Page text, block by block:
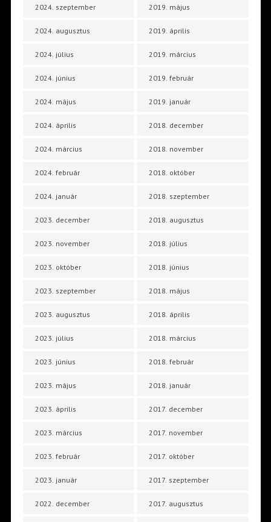
2024. szeptember
2024. augusztus
2024. július
2024. június
2024. május
2024. április
2024. március
2024. február
2024. január
2023. december
2023. november
2023. október
2023. szeptember
2023. augusztus
2023. július
2023. június
2023. május
2023. április
2023. március
2023. február
2023. január
2022. december
2019. május
2019. április
2019. március
2019. február
2019. január
2018. december
2018. november
2018. október
2018. szeptember
2018. augusztus
2018. július
2018. június
2018. május
2018. április
2018. március
2018. február
2018. január
2017. december
2017. november
2017. október
2017. szeptember
2017. augusztus